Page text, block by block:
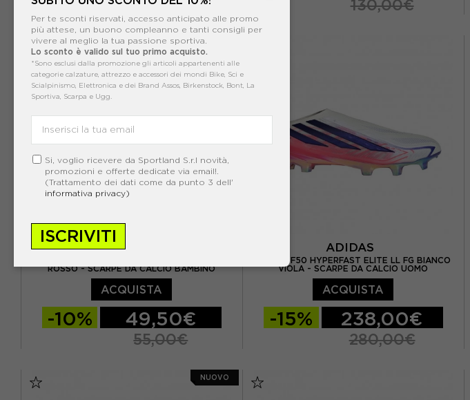
EUR 33 / UK 1 EUR 34 / UK 2
EUR 35 / UK 2.5 EUR 36 / UK 3,5
EUR 36 2/3 / UK 4
EUR 38 2/3 / UK 5,5
75,00€ 130,00€
NUOVO
ADIDAS
ROSSO - SCARPE DA CALCIO BAMBINO
ACQUISTA
-10% 49,50€
55,00€
ADIDAS
ADIDAS F50 HYPERFAST ELITE LL FG BIANCO
VIOLA - SCARPE DA CALCIO UOMO
ACQUISTA
-15% 238,00€
280,00€
NUOVO
Per te sconti riservati, accesso anticipato alle promo
più attese, un buono compleanno e tanti consigli per
vivere al meglio la tua passione sportiva.
Lo sconto è valido sul tuo primo acquisto.
*Sono esclusi dalla promozione gli articoli appartenenti alle
categorie calzature, attrezzo e accessori dei mondi Bike, Sci e
Scialpinismo, Elettronica e dei Brand Assos, Birkenstock, Bont, La
Sportiva, Scarpa e Ugg.
Si, voglio ricevere da Sportland S.r.l novità,
promozioni e offerte dedicate via email!.
(Trattamento dei dati come da punto 3 dell'
informativa privacy)
ISCRIVITI